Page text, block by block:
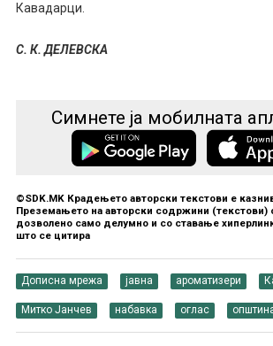
Кавадарци.
С. К. ДЕЛЕВСКА
Симнете ја мобилната
©SDK.MK Крадењето авторски текстови е
Преземањето на авторски содржини (текстови)
дозволено само делумно и со ставање
што се цитира
Дописна мрежа јавна ароматизери
Митко Јанчев набавка оглас